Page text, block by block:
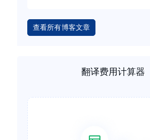
查看所有博客文章
翻译费用计算器